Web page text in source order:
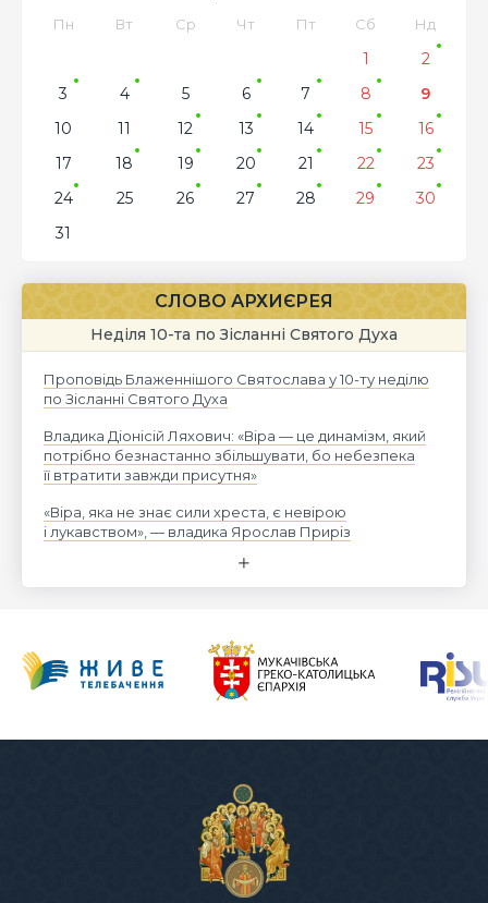
Пн Вт Ср Чт Пт Сб Нд
1
2
3
4 5 6 7 8
9
10
11 12 13 14 15
16
17
18 19 20 21 22
23
24
25 26 27 28 29
30
31
СЛОВО АРХИЄРЕЯ
Неділя 10-та по Зісланні Святого Духа
Проповідь Блаженнішого Святослава у 10-ту неділю
по Зісланні Святого Духа
Владика Діонісій Ляхович: «Віра — це динамізм, який
потрібно безнастанно збільшувати, бо небезпека
її втратити завжди присутня»
«Віра, яка не знає сили хреста, є невірою
і лукавством», — владика Ярослав Приріз